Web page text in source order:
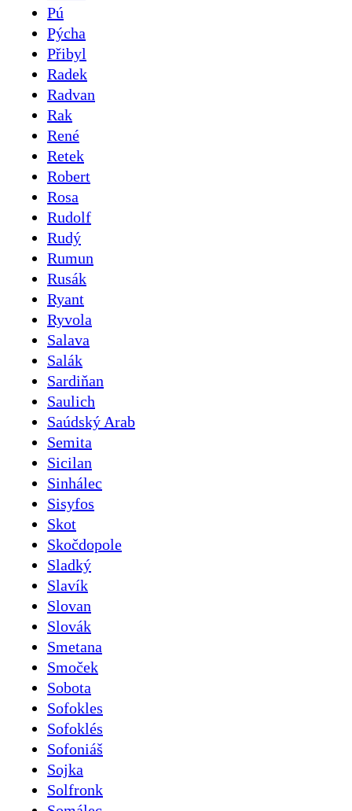
Pú
Pýcha
Přibyl
Radek
Radvan
Rak
René
Retek
Robert
Rosa
Rudolf
Rudý
Rumun
Rusák
Ryant
Ryvola
Salava
Salák
Sardiňan
Saulich
Saúdský Arab
Semita
Sicilan
Sinhálec
Sisyfos
Skot
Skočdopole
Sladký
Slavík
Slovan
Slovák
Smetana
Smoček
Sobota
Sofokles
Sofoklés
Sofoniáš
Sojka
Solfronk